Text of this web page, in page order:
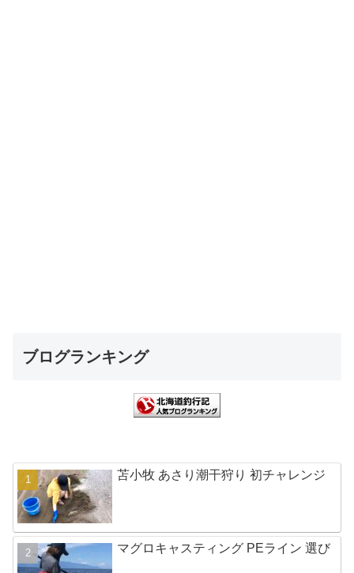
ブログランキング
苫小牧 あさり潮干狩り 初チャレンジ
マグロキャスティング PEライン 選び